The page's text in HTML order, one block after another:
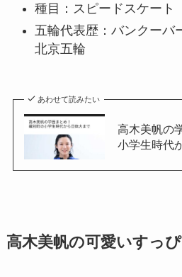
種目：スピードスケート
五輪代表歴：バンクーバ
北京五輪
あわせて読みたい
高木美帆の
小学生時代
高木美帆の可愛いすっ